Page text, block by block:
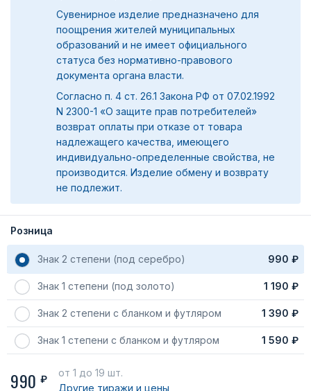
Сувенирное изделие предназначено для
поощрения жителей муниципальных
образований и не имеет официального
статуса без нормативно-правового
документа органа власти.
Согласно п. 4 ст. 26.1 Закона РФ от 07.02.1992
N 2300-1 «О защите прав потребителей»
возврат оплаты при отказе от товара
надлежащего качества, имеющего
индивидуально-определенные свойства, не
производится. Изделие обмену и возврату
не подлежит.
Розница
Знак 2 степени (под серебро) 990 ₽
Знак 1 степени (под золото) 1 190 ₽
Знак 2 степени с бланком и футляром 1 390 ₽
Знак 1 степени с бланком и футляром 1 590 ₽
990 ₽
от 1 до 19 шт.
Другие тиражии цены